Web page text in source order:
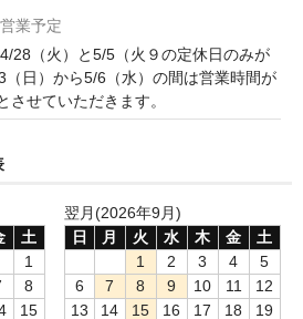
県鹿屋市)
所（鹿児島県霧島市）
県阿久根市）
業予定
28（火）と5/5（火９の定休日のみが
（日）から5/6（水）の間は営業時間が
せていただきます。
土
1
8
15
翌月(2026年9月)
日
月 火 水 木 金
土
1
2 3 4
5
6
7 8 9 10 11
12
13
14 15 16 17 18 19